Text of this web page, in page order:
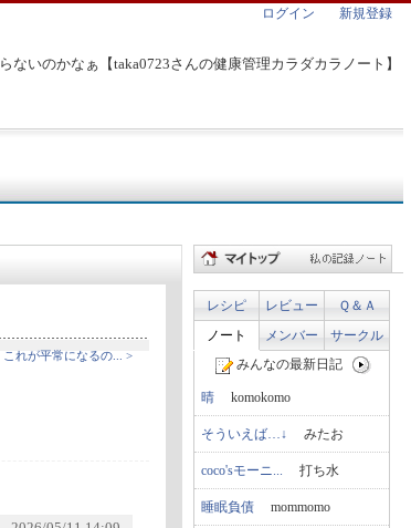
ないのかなぁ【taka0723さんの健康管理カラダカラノート】
ログイン 新規登録
これが平常になるの... >
レシピ レビュー
Ｑ＆Ａ
ノート
メンバー
サークル
みんなの最新日記
晴 komokomo
そういえば…↓ みたお
coco'sモーニ... 打ち水
睡眠負債 mommomo